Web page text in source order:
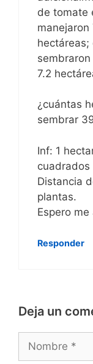
de tomate
hectáreas;
7.2
¿cuántas
sembrar
Inf: 1
cuadrados
Distancia
plantas.
Espero
Responder
Deja un